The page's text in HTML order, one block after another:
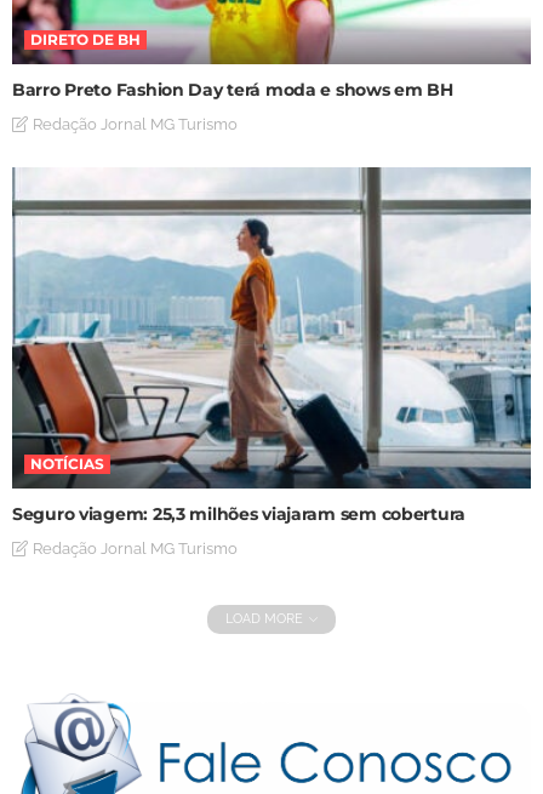
DIRETO DE BH
Barro Preto Fashion Day terá moda e shows em BH
Redação Jornal MG Turismo
NOTÍCIAS
Seguro viagem: 25,3 milhões viajaram sem cobertura
Redação Jornal MG Turismo
LOAD MORE